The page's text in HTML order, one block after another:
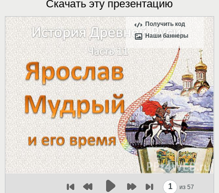
Скачать эту презентацию
Получить код
Наши баннеры
1 из 57